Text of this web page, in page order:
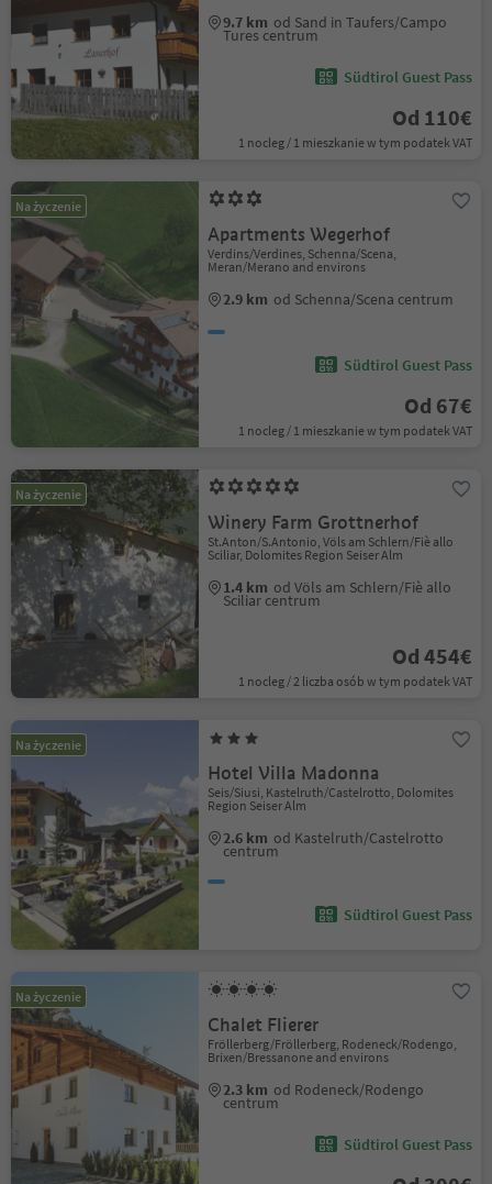
9.7 km od Sand in Taufers/Campo
Tures centrum
Südtirol Guest Pass
Od 110€
1 nocleg / 1 mieszkanie w tym podatek VAT
Na życzenie
Apartments Wegerhof
Verdins/Verdines, Schenna/Scena,
Meran/Merano and environs
2.9 km od Schenna/Scena centrum
Südtirol Guest Pass
Od 67€
1 nocleg / 1 mieszkanie w tym podatek VAT
Na życzenie
Winery Farm Grottnerhof
St.Anton/S.Antonio, Völs am Schlern/Fiè allo
Sciliar, Dolomites Region Seiser Alm
1.4 km od Völs am Schlern/Fiè allo
Sciliar centrum
Od 454€
1 nocleg / 2 liczba osób w tym podatek VAT
Na życzenie
Hotel Villa Madonna
Seis/Siusi, Kastelruth/Castelrotto, Dolomites
Region Seiser Alm
2.6 km od Kastelruth/Castelrotto
centrum
Südtirol Guest Pass
Na życzenie
Chalet Flierer
Fröllerberg/Fröllerberg, Rodeneck/Rodengo,
Brixen/Bressanone and environs
2.3 km od Rodeneck/Rodengo
centrum
Südtirol Guest Pass